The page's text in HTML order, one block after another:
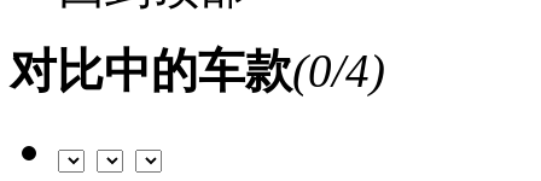
对比中的车款(0/4)